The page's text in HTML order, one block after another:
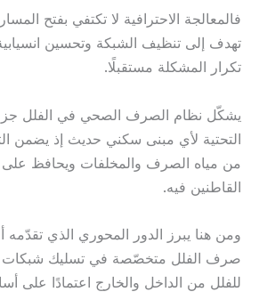
فالمعالجة الاحترافية لا تكتفي بفتح
تهدف إلى تنظيف الشبكة وتحسين
تكرار المشكلة مستقبلًا.
يشكّل نظام الصرف الصحي في الفلل
التحتية لأي مبنى سكني حديث إذ يضمن
من مياه الصرف والمخلفات ويحافظ
القاطنين فيه.
ومن هنا يبرز الدور المحوري الذي
صرف الفلل متخصّصة في تسليك
للفلل من الداخل والخارج اعتمادًا على